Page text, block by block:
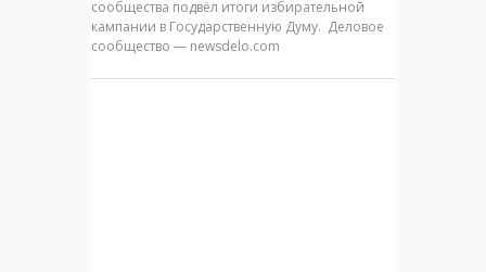
сообщества подвёл итоги избирательной
кампании в Государственную Думу. Деловое
сообщество — newsdelo.com